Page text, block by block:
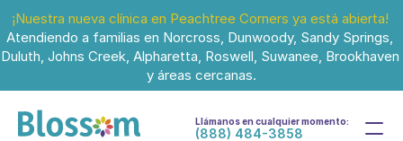
¡Nuestra nueva clínica en Peachtree Corners ya está abierta!
Atendiendo a familias en Norcross, Dunwoody, Sandy Springs,
Duluth, Johns Creek, Alpharetta, Roswell, Suwanee, Brookhaven
y áreas cercanas.
Llámanos en cualquier momento:
(888) 484-3858